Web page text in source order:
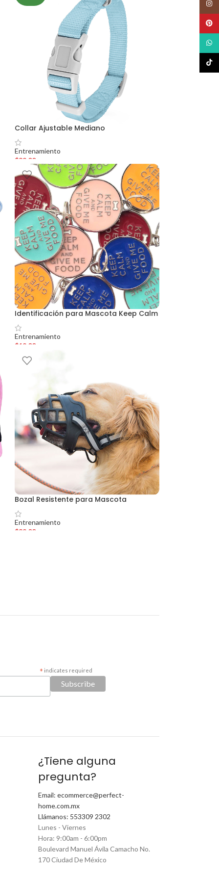
Collar Ajustable Mediano
Entrenamiento
$89.00
Identificación para Mascota Keep Calm
Entrenamiento
$19.00
Bozal Resistente para Mascota
Entrenamiento
$89.00
* indicates required
¿Tiene alguna
pregunta?
Email: ecommerce@perfect-
home.com.mx
Llámanos: 553309 2302
Lunes - Viernes
Hora: 9:00am - 6:00pm
Boulevard Manuel Ávila Camacho No.
170 Ciudad De México